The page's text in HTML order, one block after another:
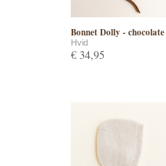
Bonnet Dolly - chocolate
Hvid
€ 34,95